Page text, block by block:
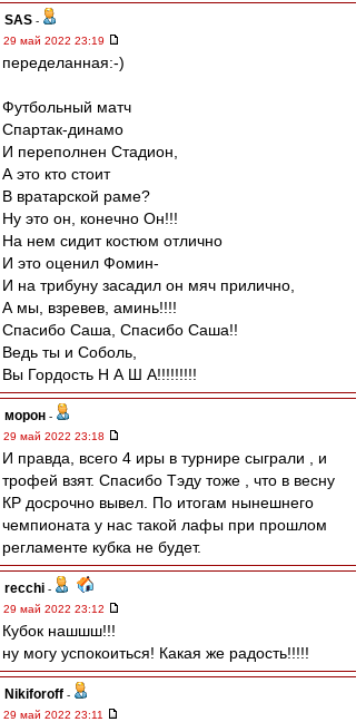
SAS -
29 май 2022 23:19
переделанная:-)
Футбольный матч
Спартак-динамо
И переполнен Стадион,
А это кто стоит
В вратарской раме?
Ну это он, конечно Он!!!
На нем сидит костюм отлично
И это оценил Фомин-
И на трибуну засадил он мяч прилично,
А мы, взревев, аминь!!!!
Спасибо Саша, Спасибо Саша!!
Ведь ты и Соболь,
Вы Гордость Н А Ш А!!!!!!!!!
морон -
29 май 2022 23:18
И правда, всего 4 иры в турнире сыграли , и
трофей взят. Спасибо Тэду тоже , что в весну
КР досрочно вывел. По итогам нынешнего
чемпионата у нас такой лафы при прошлом
регламенте кубка не будет.
recchi -
29 май 2022 23:12
Кубок нашшш!!!
ну могу успокоиться! Какая же радость!!!!!
Nikiforoff -
29 май 2022 23:11